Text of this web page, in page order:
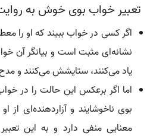
تعبیر خواب بوی خوش به
اگر کسی در خواب ببیند که او را
نشانه‌ای مثبت است و بیانگر آن
یاد می‌کنند، ستایشش می‌کنند و مدح
اما اگر برعکس این حالت را در
بوی ناخوشایند و آزاردهنده‌ای
معنایی منفی دارد و به این